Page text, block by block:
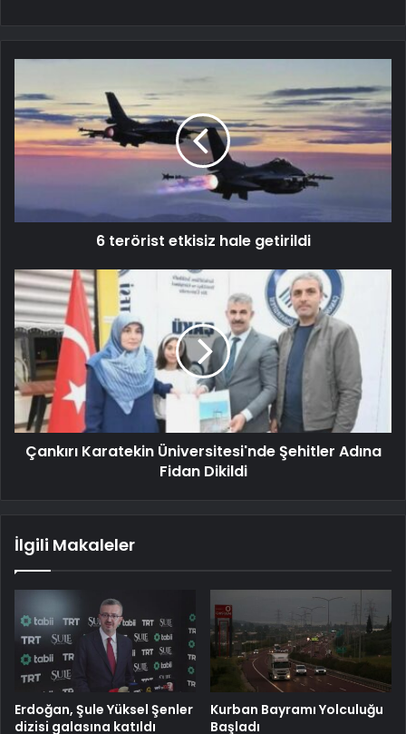
6 terörist etkisiz hale getirildi
Çankırı Karatekin Üniversitesi'nde Şehitler Adına
Fidan Dikildi
İlgili Makaleler
Erdoğan, Şule Yüksel Şenler
dizisi galasına katıldı
Kurban Bayramı Yolculuğu
Başladı